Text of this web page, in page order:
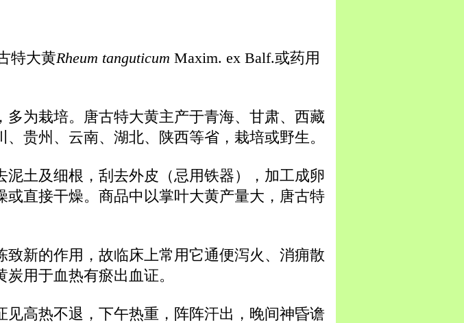
特大黄Rheum tanguticum Maxim. ex Balf.或药用
为栽培。唐古特大黄主产于青海、甘肃、西藏
贵州、云南、湖北、陕西等省，栽培或野生。
土及细根，刮去外皮（忌用铁器），加工成卵
直接干燥。商品中以掌叶大黄产量大，唐古特
新的作用，故临床上常用它通便泻火、消痈散
用于血热有瘀出血证。
高热不退，下午热重，阵阵汗出，晚间神昏谵